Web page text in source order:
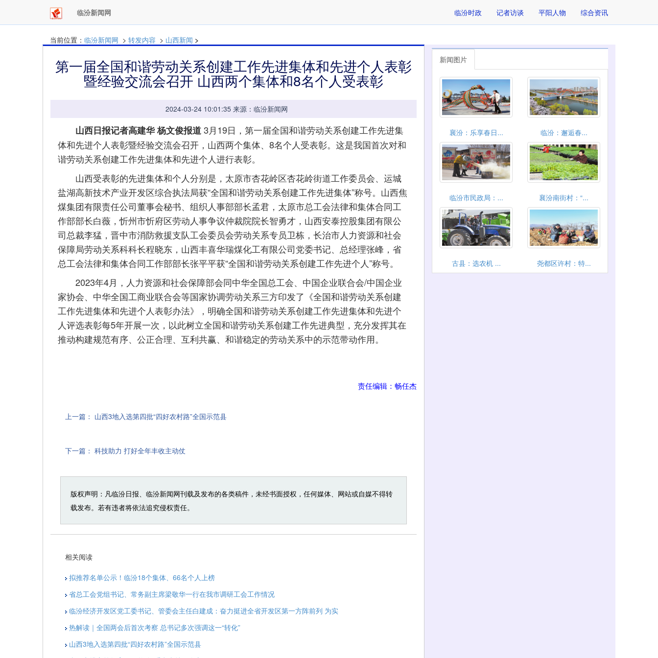
临汾新闻网 临汾时政 记者访谈 平阳人物 综合资讯
当前位置： 临汾新闻网 > 转发内容 > 山西新闻 >
第一届全国和谐劳动关系创建工作先进集体和先进个人表彰
暨经验交流会召开 山西两个集体和8名个人受表彰
2024-03-24 10:01:35 来源：临汾新闻网
山西日报记者高建华 杨文俊报道3月19日，第一届全国和谐劳动关系创建工作先进集
体和先进个人表彰暨经验交流会召开，山西两个集体、8名个人受表彰。这是我国首次对和
谐劳动关系创建工作先进集体和先进个人进行表彰。
山西受表彰的先进集体和个人分别是，太原市杏花岭区杏花岭街道工作委员会、运城
盐湖高新技术产业开发区综合执法局获“全国和谐劳动关系创建工作先进集体”称号。山西焦
煤集团有限责任公司董事会秘书、组织人事部部长孟君，太原市总工会法律和集体合同工
作部部长白薇，忻州市忻府区劳动人事争议仲裁院院长智勇才，山西安泰控股集团有限公
司总裁李猛，晋中市消防救援支队工会委员会劳动关系专员卫栋，长治市人力资源和社会
保障局劳动关系科科长程晓东，山西丰喜华瑞煤化工有限公司党委书记、总经理张峰，省
总工会法律和集体合同工作部部长张平平获“全国和谐劳动关系创建工作先进个人”称号。
2023年4月，人力资源和社会保障部会同中华全国总工会、中国企业联合会/中国企业
家协会、中华全国工商业联合会等国家协调劳动关系三方印发了《全国和谐劳动关系创建
工作先进集体和先进个人表彰办法》，明确全国和谐劳动关系创建工作先进集体和先进个
人评选表彰每5年开展一次，以此树立全国和谐劳动关系创建工作先进典型，充分发挥其在
推动构建规范有序、公正合理、互利共赢、和谐稳定的劳动关系中的示范带动作用。
责任编辑：畅任杰
上一篇： 山西3地入选第四批“四好农村路”全国示范县
下一篇： 科技助力 打好全年丰收主动仗
版权声明：凡临汾日报、临汾新闻网刊载及发布的各类稿件，未经书面授权，任何媒体、网站或自媒不得转
载发布。若有违者将依法追究侵权责任。
相关阅读
拟推荐名单公示！临汾18个集体、66名个人上榜
省总工会党组书记、常务副主席梁敬华一行在我市调研工会工作情况
临汾经济开发区党工委书记、管委会主任白建成：奋力挺进全省开发区第一方阵前列 为实
热解读｜全国两会后首次考察 总书记多次强调这一“转化”
山西3地入选第四批“四好农村路”全国示范县
新闻图片
襄汾：乐享春日... 临汾：邂逅春...
临汾市民政局：... 襄汾南街村：“...
古县：选农机 ... 尧都区许村：特...